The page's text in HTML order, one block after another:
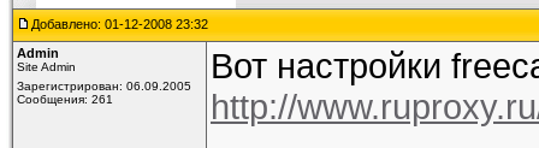
Добавлено: 01-12-2008 23:32
Admin
Site Admin
Зарегистрирован: 06.09.2005
Сообщения: 261
Вот настройки
http://